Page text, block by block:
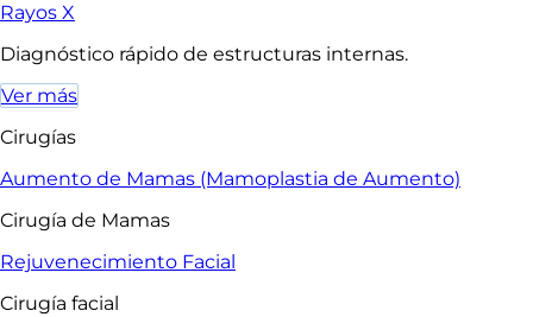
Rayos X
Diagnóstico rápido de estructuras internas.
Ver más
Cirugías
Aumento de Mamas (Mamoplastia de Aumento)
Cirugía de Mamas
Rejuvenecimiento Facial
Cirugía facial